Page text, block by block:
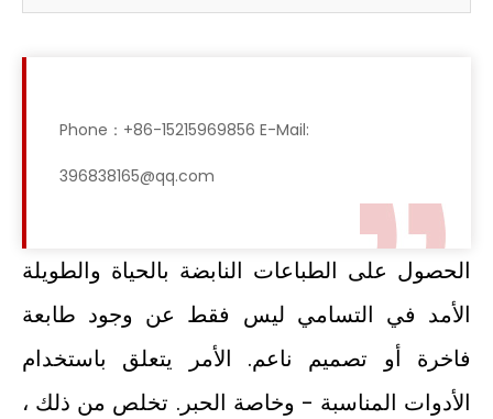
Phone：+86-15215969856 E-Mail:
396838165@qq.com
الحصول على الطباعات النابضة بالحياة والطويلة
الأمد في التسامي ليس فقط عن وجود طابعة
فاخرة أو تصميم ناعم. الأمر يتعلق باستخدام
الأدوات المناسبة - وخاصة الحبر. تخلص من ذلك ،